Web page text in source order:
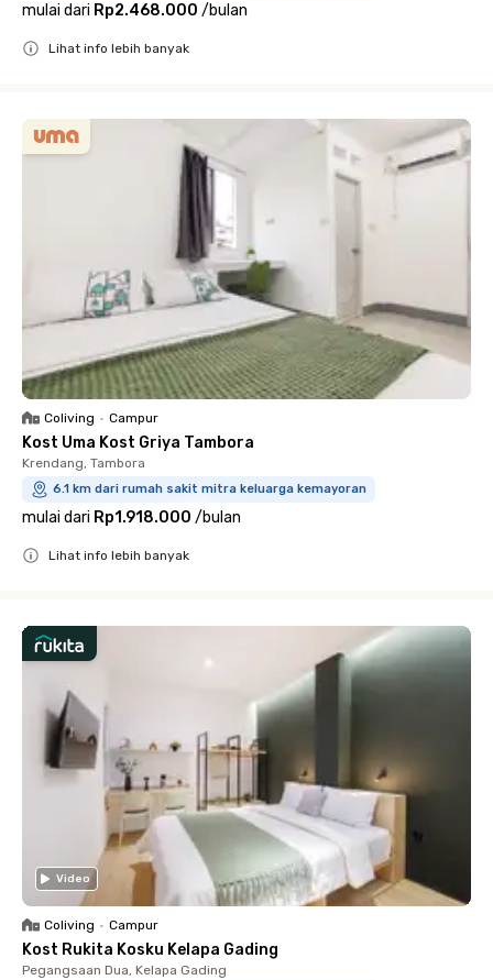
mulai dari Rp2.468.000 /bulan
Lihat info lebih banyak
Coliving • Campur
Kost Uma Kost Griya Tambora
Krendang, Tambora
6.1 km dari rumah sakit mitra keluarga kemayoran
mulai dari Rp1.918.000 /bulan
Lihat info lebih banyak
Video
Coliving • Campur
Kost Rukita Kosku Kelapa Gading
Pegangsaan Dua, Kelapa Gading